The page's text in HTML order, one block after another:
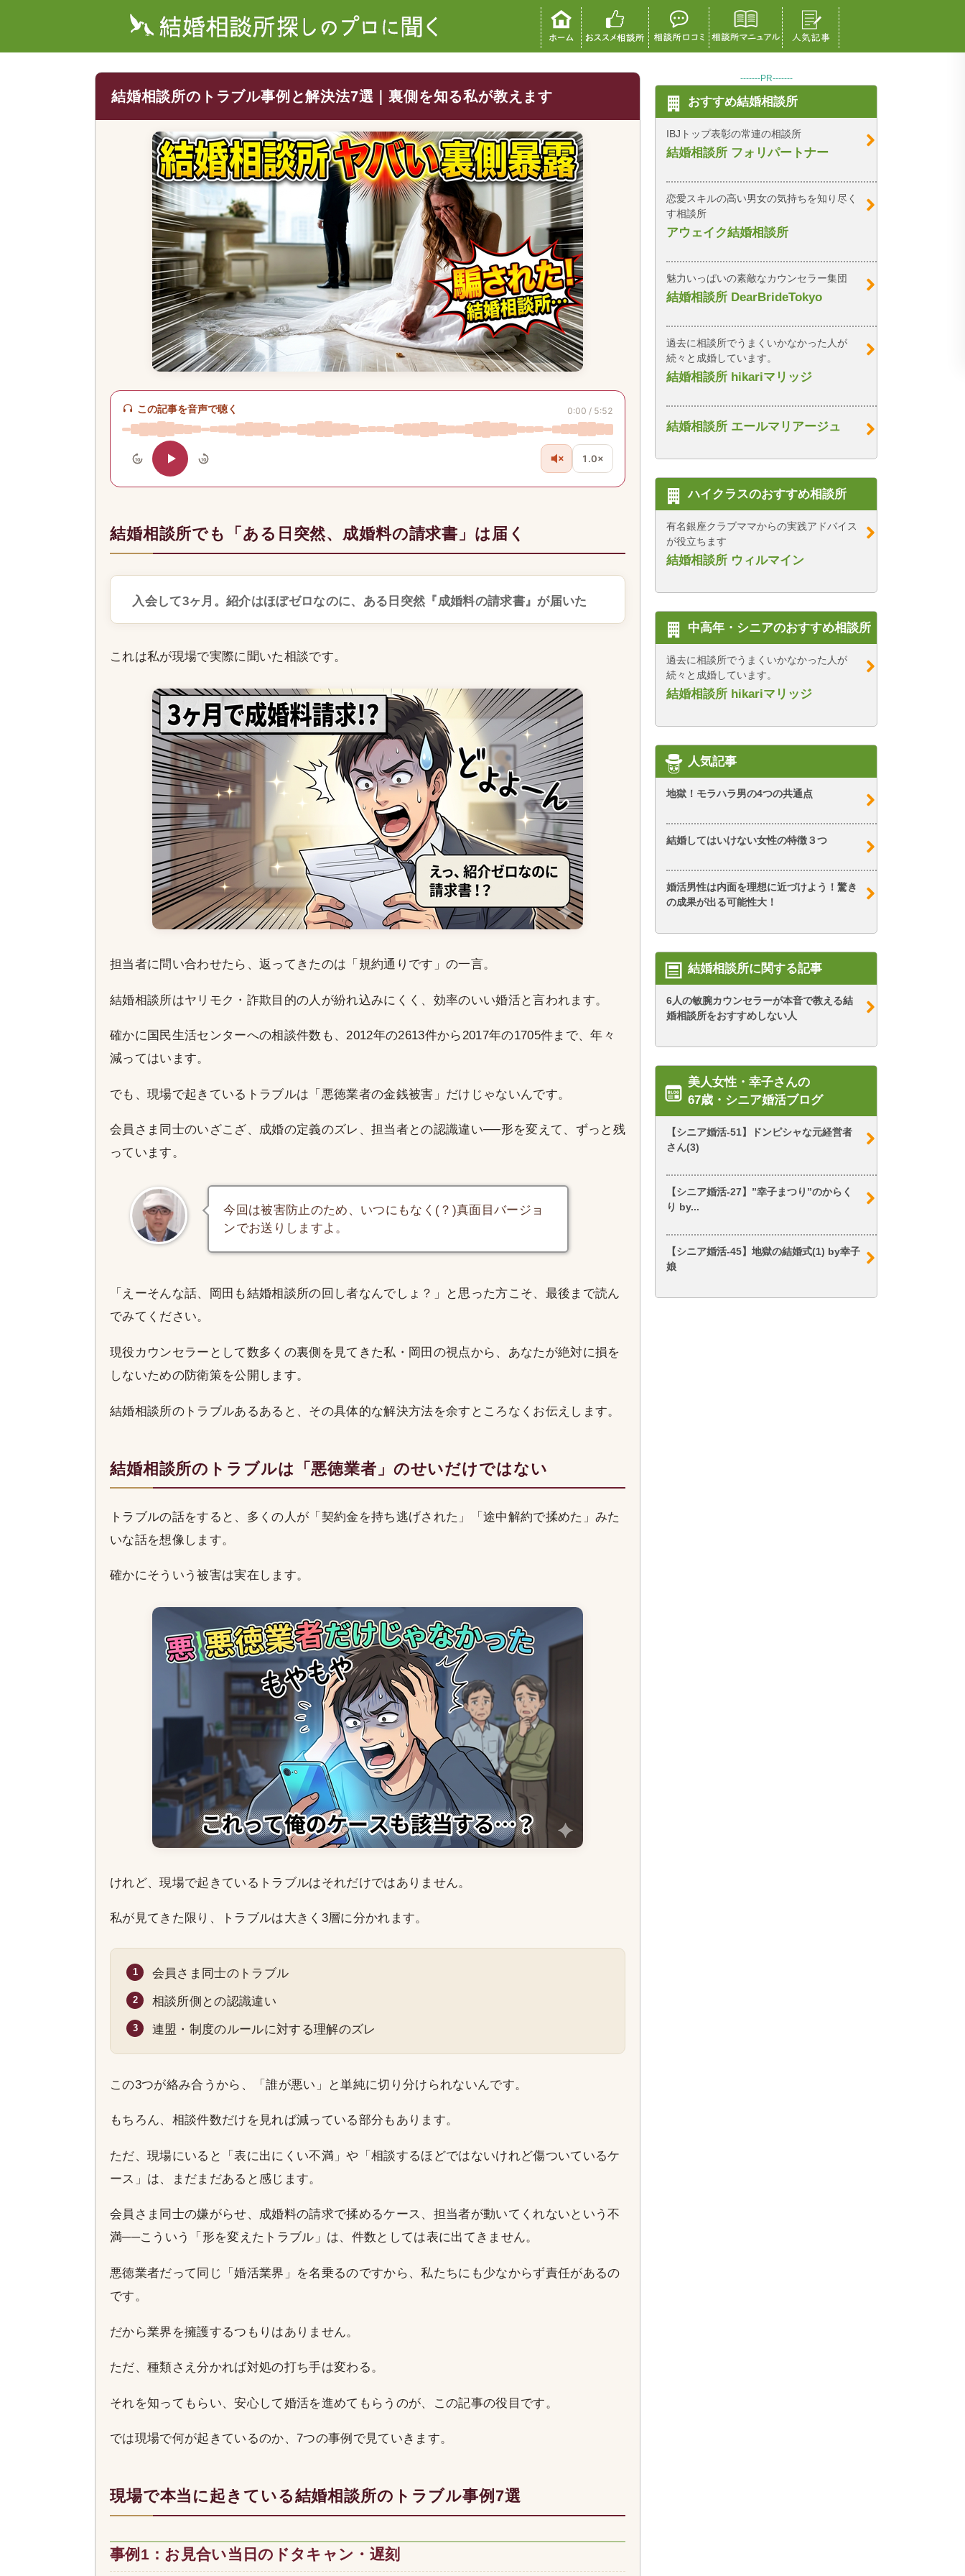
結婚相談所のトラブル事例と解決法7選｜裏側を知る私が教えます
この記事を音声で聴く 0:00 / 5:52
10 10 1.0×
結婚相談所でも「ある日突然、成婚料の請求書」は届く
入会して3ヶ月。紹介はほぼゼロなのに、ある日突然『成婚料の請求書』が届いた
これは私が現場で実際に聞いた相談です。
担当者に問い合わせたら、返ってきたのは「規約通りです」の一言。
結婚相談所はヤリモク・詐欺目的の人が紛れ込みにくく、効率のいい婚活と言われます。
確かに国民生活センターへの相談件数も、2012年の2613件から2017年の1705件まで、年々
減ってはいます。
でも、現場で起きているトラブルは「悪徳業者の金銭被害」だけじゃないんです。
会員さま同士のいざこざ、成婚の定義のズレ、担当者との認識違い──形を変えて、ずっと残
っています。
今回は被害防止のため、いつにもなく(？)真面目バージョ
ンでお送りしますよ。
「えーそんな話、岡田も結婚相談所の回し者なんでしょ？」と思った方こそ、最後まで読ん
でみてください。
現役カウンセラーとして数多くの裏側を見てきた私・岡田の視点から、あなたが絶対に損を
しないための防衛策を公開します。
結婚相談所のトラブルあるあると、その具体的な解決方法を余すところなくお伝えします。
結婚相談所のトラブルは「悪徳業者」のせいだけではない
トラブルの話をすると、多くの人が「契約金を持ち逃げされた」「途中解約で揉めた」みた
いな話を想像します。
確かにそういう被害は実在します。
けれど、現場で起きているトラブルはそれだけではありません。
私が見てきた限り、トラブルは大きく3層に分かれます。
会員さま同士のトラブル
相談所側との認識違い
連盟・制度のルールに対する理解のズレ
この3つが絡み合うから、「誰が悪い」と単純に切り分けられないんです。
もちろん、相談件数だけを見れば減っている部分もあります。
ただ、現場にいると「表に出にくい不満」や「相談するほどではないけれど傷ついているケ
ース」は、まだまだあると感じます。
会員さま同士の嫌がらせ、成婚料の請求で揉めるケース、担当者が動いてくれないという不
満──こういう「形を変えたトラブル」は、件数としては表に出てきません。
悪徳業者だって同じ「婚活業界」を名乗るのですから、私たちにも少なからず責任があるの
です。
だから業界を擁護するつもりはありません。
ただ、種類さえ分かれば対処の打ち手は変わる。
それを知ってもらい、安心して婚活を進めてもらうのが、この記事の役目です。
では現場で何が起きているのか、7つの事例で見ていきます。
現場で本当に起きている結婚相談所のトラブル事例7選
事例1：お見合い当日のドタキャン・遅刻
-------PR-------
おすすめ結婚相談所
IBJトップ表彰の常連の相談所
結婚相談所 フォリパートナー
恋愛スキルの高い男女の気持ちを知り尽く
す相談所
アウェイク結婚相談所
魅力いっぱいの素敵なカウンセラー集団
結婚相談所 DearBrideTokyo
過去に相談所でうまくいかなかった人が
続々と成婚しています。
結婚相談所 hikariマリッジ
結婚相談所 エールマリアージュ
ハイクラスのおすすめ相談所
有名銀座クラブママからの実践アドバイス
が役立ちます
結婚相談所 ウィルマイン
中高年・シニアのおすすめ相談所
過去に相談所でうまくいかなかった人が
続々と成婚しています。
結婚相談所 hikariマリッジ
人気記事
地獄！モラハラ男の4つの共通点
結婚してはいけない女性の特徴３つ
婚活男性は内面を理想に近づけよう！驚き
の成果が出る可能性大！
結婚相談所に関する記事
6人の敏腕カウンセラーが本音で教える結
婚相談所をおすすめしない人
美人女性・幸子さんの
67歳・シニア婚活ブログ
【シニア婚活-51】ドンピシャな元経営者
さん(3)
【シニア婚活-27】”幸子まつり”のからく
り by...
【シニア婚活-45】地獄の結婚式(1) by幸子
娘